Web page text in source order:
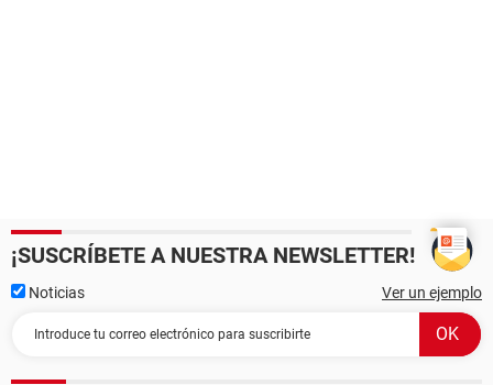
¡SUSCRÍBETE A NUESTRA NEWSLETTER!
Noticias Ver un ejemplo